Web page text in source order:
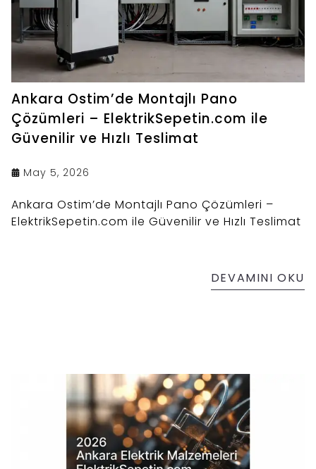
Ankara Ostim’de Montajlı Pano
Çözümleri – ElektrikSepetin.com ile
Güvenilir ve Hızlı Teslimat
May 5, 2026
Ankara Ostim’de Montajlı Pano Çözümleri –
ElektrikSepetin.com ile Güvenilir ve Hızlı Teslimat
DEVAMINI OKU